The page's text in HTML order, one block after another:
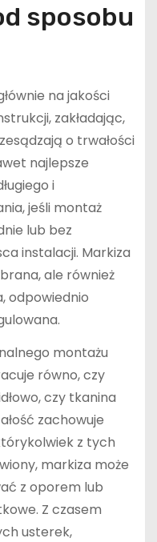
sposobu
na jakości
zakładając,
o trwałości
najlepsze
i
jeśli montaż
lub bez
instalacji. Markiza
ale również
odpowiednio
montażu
równo, czy
czy tkanina
zachowuje
z tych
markiza może
z oporem lub
Z czasem
usterek,